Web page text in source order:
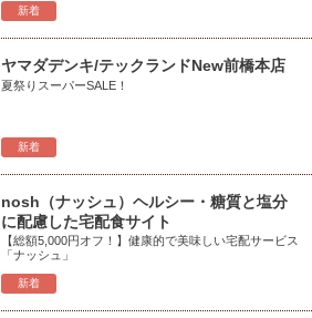
新着
新着
ヤマダデンキ/テックランドNew前橋本店
夏祭りスーパーSALE！
新着
nosh（ナッシュ）ヘルシー・糖質と塩分
に配慮した宅配食サイト
【総額5,000円オフ！】健康的で美味しい宅配サービス
「ナッシュ」